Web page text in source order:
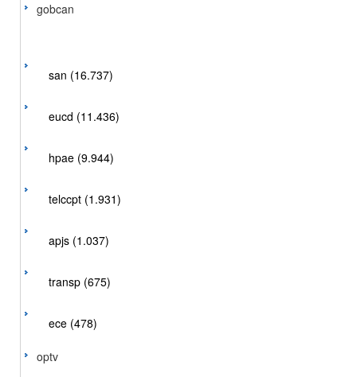
gobcan
san (16.737)
eucd (11.436)
hpae (9.944)
telccpt (1.931)
apjs (1.037)
transp (675)
ece (478)
optv